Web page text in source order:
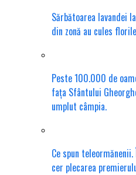
Sărbătoarea lavandei
din zonă au cules
Peste 100.000 de
fața Sfântului
umplut câmpia.
Ce spun
cer plecarea